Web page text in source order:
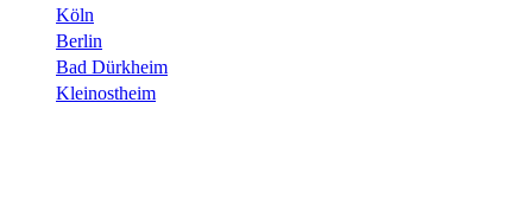
Köln
Berlin
Bad Dürkheim
Kleinostheim